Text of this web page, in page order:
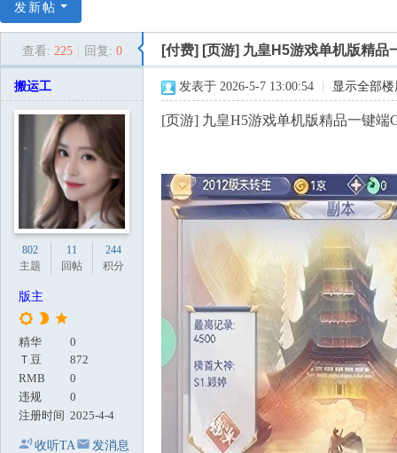
1
发新帖
查看: 225 回复: 0 [付费] [页游] 九皇H5游戏单机版精品
搬运工
802
主题
11
回帖
244
积分
版主
精华
0
Ｔ豆
872
RMB
0
违规
0
注册时间 2025-4-4
收听TA 发消息
发表于 2026-5-7 13:00:54 显示全部楼
[页游] 九皇H5游戏单机版精品一键端